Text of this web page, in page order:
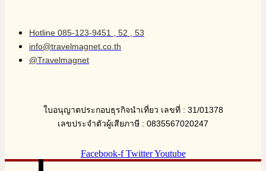
Hotline 085-123-9451 , 52 , 53
info@travelmagnet.co.th
@Travelmagnet
ใบอนุญาตประกอบธุรกิจนำเที่ยว เลขที่ : 31/01378
เลขประจำตัวผู้เสียภาษี : 0835567020247
Facebook-f Twitter Youtube